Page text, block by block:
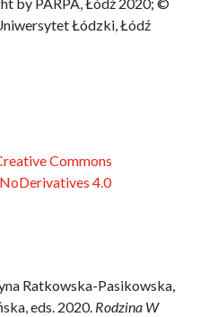
Łódzki, Łódź
Commons
4.0
Ratkowska-Pasikowska,
eds. 2020. Rodzina W